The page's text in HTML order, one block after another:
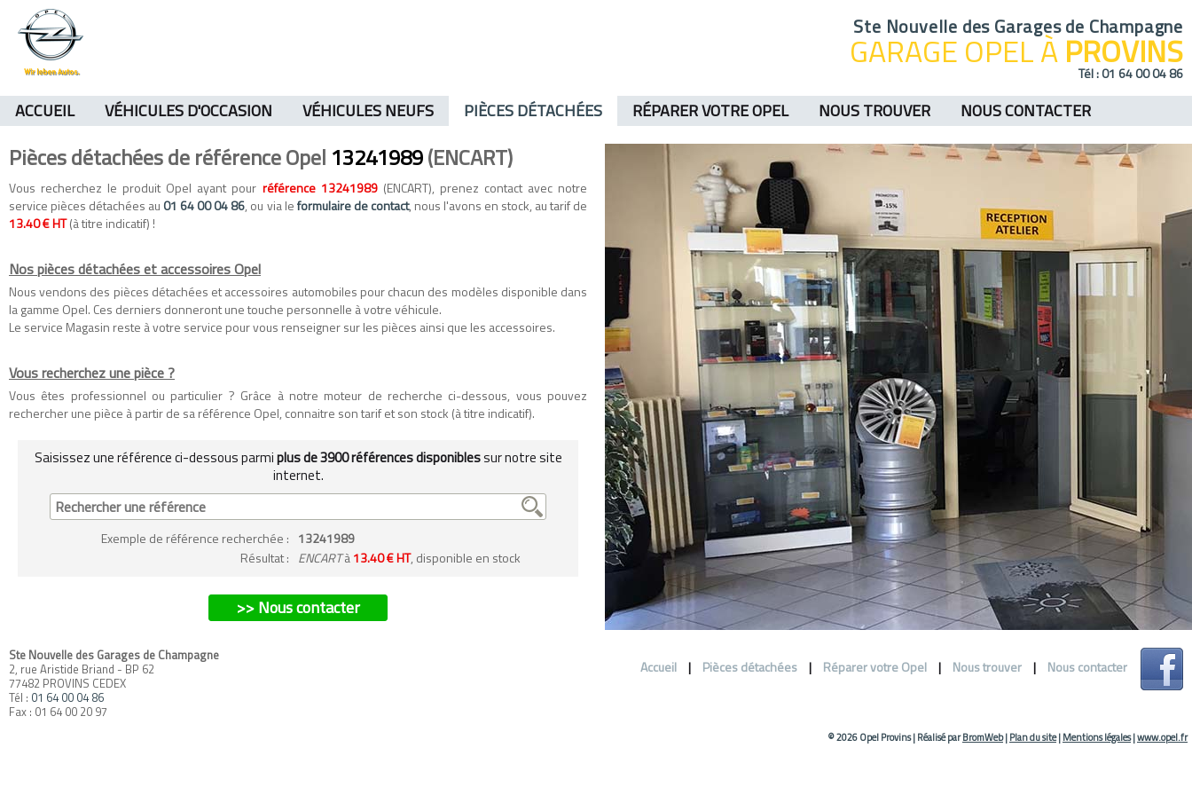
Ste Nouvelle des Garages de Champagne
GARAGE OPEL ÀPROVINS
Tél :01 64 00 04 86
ACCUEIL VÉHICULES D'OCCASION VÉHICULES NEUFS PIÈCES DÉTACHÉES RÉPARER VOTRE OPEL NOUS TROUVER NOUS CONTACTER
Pièces détachées de référence Opel 13241989(ENCART)
Vous recherchez le produit Opel ayant pour référence 13241989(ENCART), prenez contact avec notre
service pièces détachées au 01 64 00 04 86, ou via leformulaire de contact, nous l'avons en stock, au tarif de
13.40 € HT(à titre indicatif) !
Nos pièces détachées et accessoires Opel
Nous vendons des pièces détachées etaccessoires automobiles pour chacun des modèles disponible dans
la gamme Opel. Ces derniers donneront une touche personnelle à votre véhicule.
Le service Magasin reste à votre service pour vous renseigner sur les pièces ainsi que les accessoires.
Vous recherchez une pièce ?
Vous êtes professionnel ou particulier ? Grâce à notre moteur de recherche ci-dessous, vous pouvez
rechercher une pièce à partir de sa référence Opel, connaitre son tarif et son stock (à titre indicatif).
Saisissez une référence ci-dessous parmiplus de 3900 références disponiblessur notre site
internet.
Exemple de référence recherchée : 13241989
Résultat : ENCARTà13.40 € HT, disponible en stock
>> Nous contacter
Ste Nouvelle des Garages de Champagne
2, rue Aristide Briand - BP 62
77482 PROVINS CEDEX
Tél : 01 64 00 04 86
Fax : 01 64 00 20 97
Accueil | Pièces détachées | Réparer votre Opel | Nous trouver | Nous contacter
© 2026 Opel Provins|Réalisé parBromWeb|Plan du site|Mentions légales|www.opel.fr